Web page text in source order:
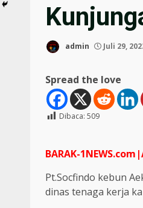
admin Juli 29,
Spread the love
Dibaca: 509
BARAK-
Pt.Socfindo kebun
dinas tenaga kerja